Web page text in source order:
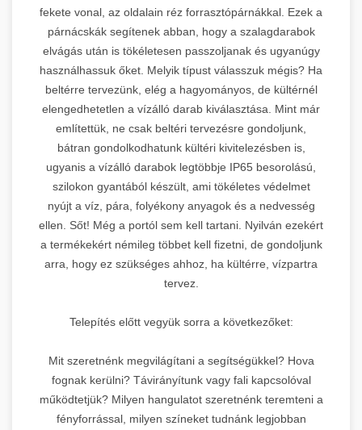
fekete vonal, az oldalain réz forrasztópárnákkal. Ezek a
párnácskák segítenek abban, hogy a szalagdarabok
elvágás után is tökéletesen passzoljanak és ugyanúgy
használhassuk őket. Melyik típust válasszuk mégis? Ha
beltérre tervezünk, elég a hagyományos, de kültérnél
elengedhetetlen a vízálló darab kiválasztása. Mint már
említettük, ne csak beltéri tervezésre gondoljunk,
bátran gondolkodhatunk kültéri kivitelezésben is,
ugyanis a vízálló darabok legtöbbje IP65 besorolású,
szilokon gyantából készült, ami tökéletes védelmet
nyújt a víz, pára, folyékony anyagok és a nedvesség
ellen. Sőt! Még a portól sem kell tartani. Nyilván ezekért
a termékekért némileg többet kell fizetni, de gondoljunk
arra, hogy ez szükséges ahhoz, ha kültérre, vízpartra
tervez.
Telepítés előtt vegyük sorra a következőket:
Mit szeretnénk megvilágítani a segítségükkel? Hova
fognak kerülni? Távirányítunk vagy fali kapcsolóval
működtetjük? Milyen hangulatot szeretnénk teremteni a
fényforrással, milyen színeket tudnánk legjobban